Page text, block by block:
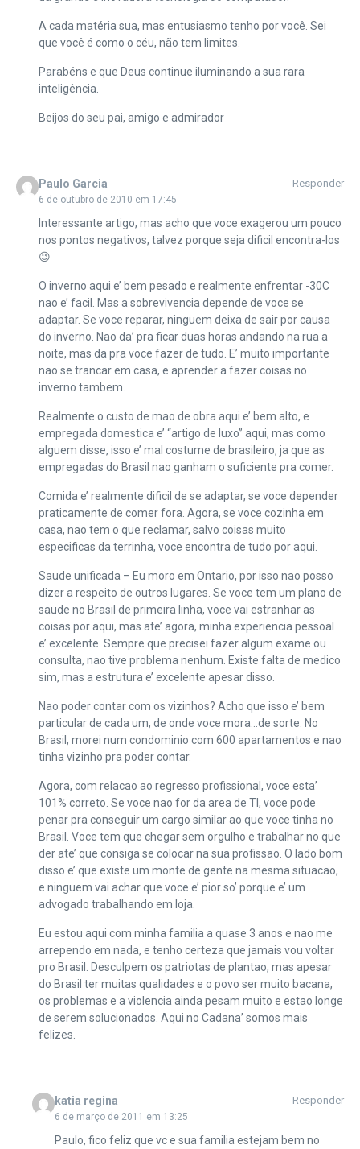
A cada matéria sua, mas entusiasmo tenho por você. Sei
que você é como o céu, não tem limites.
Parabéns e que Deus continue iluminando a sua rara
inteligência.
Beijos do seu pai, amigo e admirador
Paulo Garcia
6 de outubro de 2010 em 17:45
Responder
Interessante artigo, mas acho que voce exagerou um pouco
nos pontos negativos, talvez porque seja dificil encontra-los
😉
O inverno aqui e’ bem pesado e realmente enfrentar -30C
nao e’ facil. Mas a sobrevivencia depende de voce se
adaptar. Se voce reparar, ninguem deixa de sair por causa
do inverno. Nao da’ pra ficar duas horas andando na rua a
noite, mas da pra voce fazer de tudo. E’ muito importante
nao se trancar em casa, e aprender a fazer coisas no
inverno tambem.
Realmente o custo de mao de obra aqui e’ bem alto, e
empregada domestica e’ “artigo de luxo” aqui, mas como
alguem disse, isso e’ mal costume de brasileiro, ja que as
empregadas do Brasil nao ganham o suficiente pra comer.
Comida e’ realmente dificil de se adaptar, se voce depender
praticamente de comer fora. Agora, se voce cozinha em
casa, nao tem o que reclamar, salvo coisas muito
especificas da terrinha, voce encontra de tudo por aqui.
Saude unificada – Eu moro em Ontario, por isso nao posso
dizer a respeito de outros lugares. Se voce tem um plano de
saude no Brasil de primeira linha, voce vai estranhar as
coisas por aqui, mas ate’ agora, minha experiencia pessoal
e’ excelente. Sempre que precisei fazer algum exame ou
consulta, nao tive problema nenhum. Existe falta de medico
sim, mas a estrutura e’ excelente apesar disso.
Nao poder contar com os vizinhos? Acho que isso e’ bem
particular de cada um, de onde voce mora…de sorte. No
Brasil, morei num condominio com 600 apartamentos e nao
tinha vizinho pra poder contar.
Agora, com relacao ao regresso profissional, voce esta’
101% correto. Se voce nao for da area de TI, voce pode
penar pra conseguir um cargo similar ao que voce tinha no
Brasil. Voce tem que chegar sem orgulho e trabalhar no que
der ate’ que consiga se colocar na sua profissao. O lado bom
disso e’ que existe um monte de gente na mesma situacao,
e ninguem vai achar que voce e’ pior so’ porque e’ um
advogado trabalhando em loja.
Eu estou aqui com minha familia a quase 3 anos e nao me
arrependo em nada, e tenho certeza que jamais vou voltar
pro Brasil. Desculpem os patriotas de plantao, mas apesar
do Brasil ter muitas qualidades e o povo ser muito bacana,
os problemas e a violencia ainda pesam muito e estao longe
de serem solucionados. Aqui no Cadana’ somos mais
felizes.
katia regina
6 de março de 2011 em 13:25
Responder
Paulo, fico feliz que vc e sua familia estejam bem no